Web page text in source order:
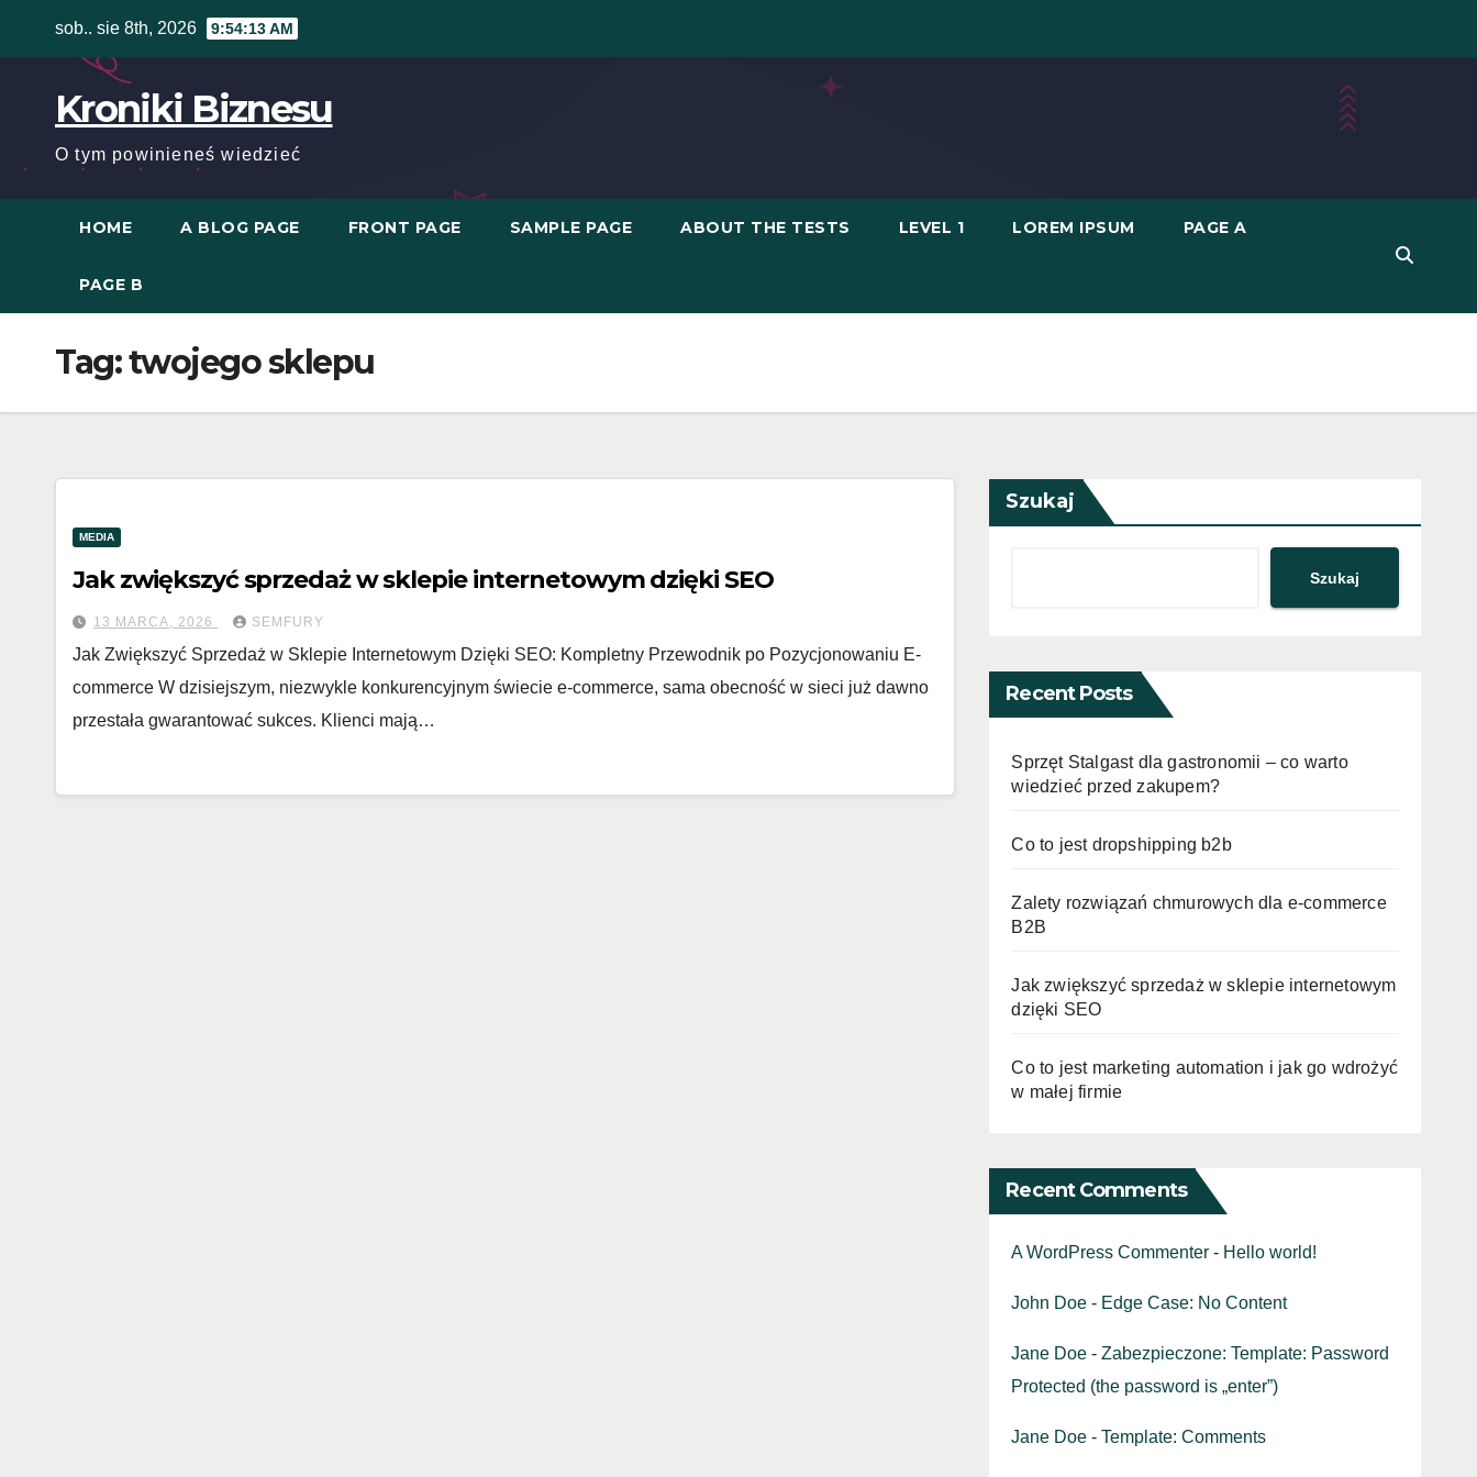
sob.. sie 8th, 2026 9:54:13 AM
Kroniki Biznesu
O tym powinieneś wiedzieć
HOME A BLOG PAGE FRONT PAGE SAMPLE PAGE ABOUT THE TESTS LEVEL 1 LOREM IPSUM PAGE A
PAGE B
Tag:twojego sklepu
MEDIA
Jak zwiększyć sprzedaż w sklepie internetowym dzięki SEO
13 MARCA, 2026 SEMFURY
Jak Zwiększyć Sprzedaż w Sklepie Internetowym Dzięki SEO: Kompletny Przewodnik po Pozycjonowaniu E-
commerce W dzisiejszym, niezwykle konkurencyjnym świecie e-commerce, sama obecność w sieci już dawno
przestała gwarantować sukces. Klienci mają…
Szukaj
Szukaj
Recent Posts
Sprzęt Stalgast dla gastronomii – co warto
wiedzieć przed zakupem?
Co to jest dropshipping b2b
Zalety rozwiązań chmurowych dla e-commerce
B2B
Jak zwiększyć sprzedaż w sklepie internetowym
dzięki SEO
Co to jest marketing automation i jak go wdrożyć
w małej firmie
Recent Comments
A WordPress Commenter - Hello world!
John Doe - Edge Case: No Content
Jane Doe -Zabezpieczone: Template: Password
Protected (the password is „enter”)
Jane Doe -Template: Comments